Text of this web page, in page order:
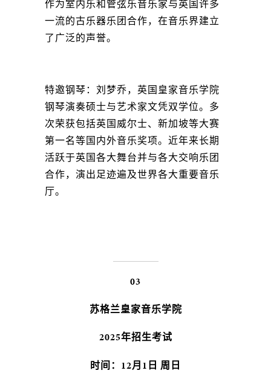
作为室内乐和管弦乐音乐家与英国许多
一流的古乐器乐团合作，在音乐界建立
了广泛的声誉。
特邀钢琴：刘梦乔，英国皇家音乐学院
钢琴演奏硕士与艺术家文凭双学位。多
次荣获包括英国威尔士、新加坡等大赛
第一名等国内外音乐奖项。近年来长期
活跃于英国各大舞台并与各大交响乐团
合作，演出足迹遍及世界各大重要音乐
厅。
03
苏格兰皇家音乐学院
2025年招生考试
时间：12月1日 周日